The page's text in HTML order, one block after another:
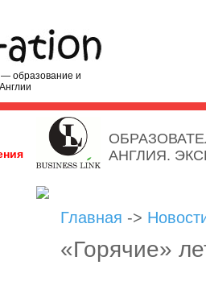
образование и
АНГЛИЯ.
Главная ->
«Горячие»